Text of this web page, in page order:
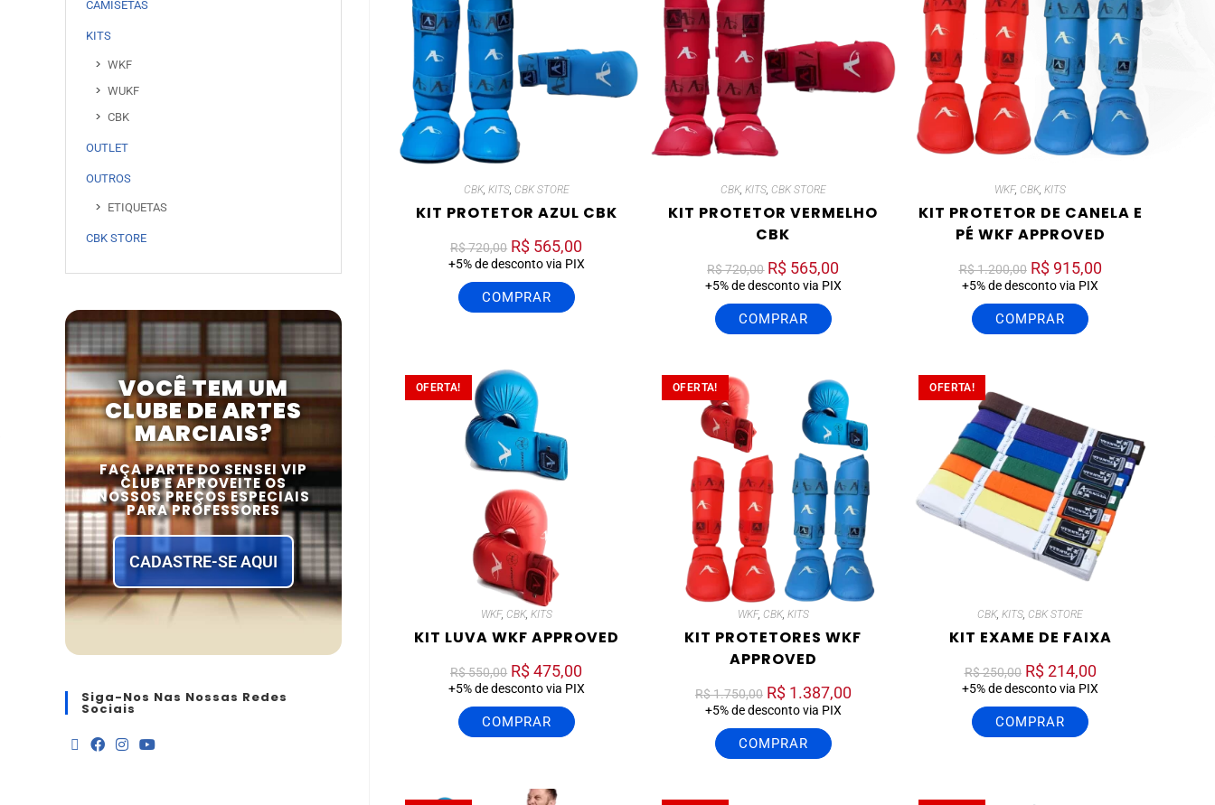
CBK, KITS, CBK STORE
KIT PROTETOR AZUL CBK
R$720,00 R$ 565,00
+5% de desconto via PIX
COMPRAR
CBK, KITS, CBK STORE
KIT PROTETOR VERMELHO
CBK
R$720,00 R$ 565,00
+5% de desconto via PIX
COMPRAR
WKF, CBK,KITS
KIT PROTETOR DE CANELA E
PÉ WKF APPROVED
R$1.200,00 R$915,00
+5% de desconto via PIX
COMPRAR
OFERTA!
WKF, CBK, KITS
KIT LUVA WKF APPROVED
R$550,00 R$475,00
+5% de desconto via PIX
COMPRAR
OFERTA!
WKF, CBK, KITS
KIT PROTETORES WKF
APPROVED
R$1.750,00 R$1.387,00
+5% de desconto via PIX
COMPRAR
OFERTA!
CBK,KITS, CBK STORE
KIT EXAME DE FAIXA
R$250,00 R$214,00
+5% de desconto via PIX
COMPRAR
CAMISETAS
KITS
WKF
WUKF
CBK
OUTLET
OUTROS
ETIQUETAS
CBK STORE
VOCÊ TEM UM
CLUBE DE ARTES
MARCIAIS?
FAÇA PARTE DO SENSEI VIP
CLUB E APROVEITE OS
NOSSOS PREÇOS ESPECIAIS
PARA PROFESSORES
CADASTRE-SE AQUI
Siga-Nos Nas Nossas Redes
Sociais